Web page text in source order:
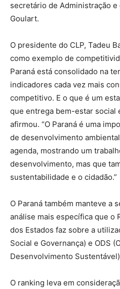
secretário de Administração e
Goulart.
O presidente do CLP, Tadeu
como exemplo de
Paraná está consolidado na
indicadores cada vez mais
competitivo. E o que é um
que entrega bem-estar social
afirmou. “O Paraná é uma
de desenvolvimento
agenda, mostrando um
desenvolvimento, mas que
sustentabilidade e o cidadão.”
O Paraná também manteve a
análise mais específica que o
dos Estados faz sobre a
Social e Governança) e ODS
Desenvolvimento
O ranking leva em